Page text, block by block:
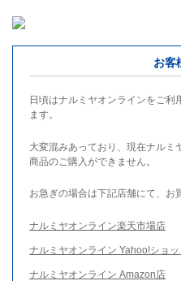
お客
日頃はナルミヤオンラインをご
ます。
大変混みあっており、現在ナルミ
商品のご購入ができません。
お急ぎの場合は下記店舗にて、お
ナルミヤオンライン楽天市場店
ナルミヤオンライン Yahoo!ショ
ナルミヤオンライン Amazon店